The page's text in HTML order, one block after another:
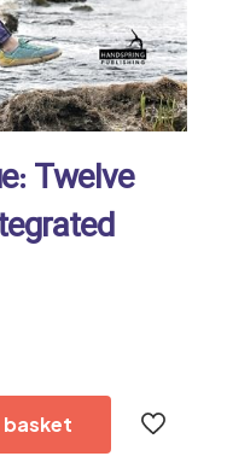
Twelve